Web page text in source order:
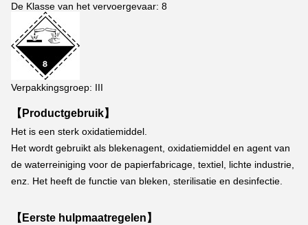
De Klasse van het vervoergevaar: 8
Verpakkingsgroep: III
【Productgebruik】
Het is een sterk oxidatiemiddel.
Het wordt gebruikt als blekenagent, oxidatiemiddel en agent van
de waterreiniging voor de papierfabricage, textiel, lichte industrie,
enz. Het heeft de functie van bleken, sterilisatie en desinfectie.
【Eerste hulpmaatregelen】